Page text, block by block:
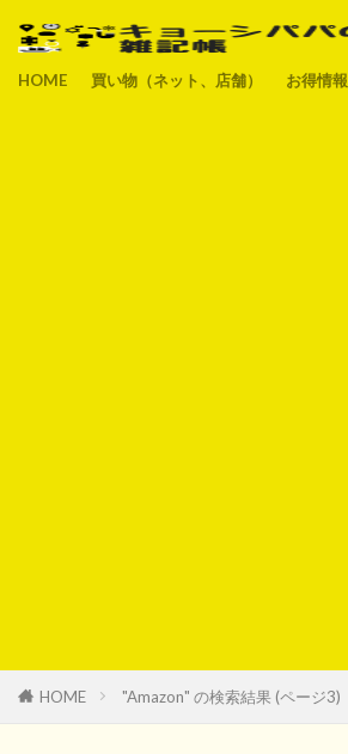
HOME 買い物（ネット、店舗） お得情報
HOME "Amazon" の検索結果 (ページ3)